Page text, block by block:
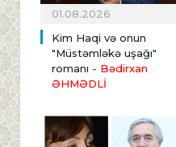
01.08.2026
Kim Haqi və onun
"Müstəmləkə uşağı"
romanı - Bədirxan
ƏHMƏDLİ